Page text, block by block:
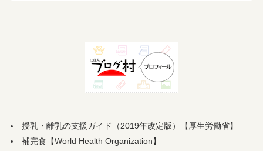
授乳・離乳の支援ガイド（2019年改定版）【厚生労働省】
補完食【World Health Organization】